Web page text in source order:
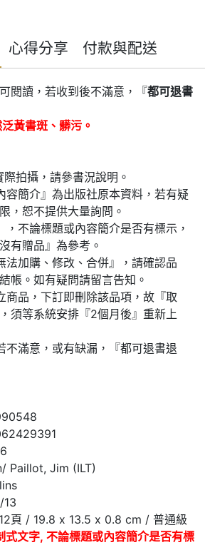
心得分享 付款與配送
閱讀，若收到後不滿意，『都可退書
黃書斑、髒污。
際拍攝，請參書況說明。
容簡介』為出版社原本資料，若有疑
，恕不提供大量詢問。
，不論標題或內容簡介是否有標示，
有贈品』為參考。
法加購、修改、合併』，請確認品
帳。如有疑問請留言告知。
商品，下訂即刪除該品項，故『取
須等系統安排『2個月後』重新上
不滿意，或有缺漏，『都可退書退
Paillot, Jim (ILT)
頁 / 19.8 x 13.5 x 0.8 cm / 普通級
式文字, 不論標題或內容簡介是否有標